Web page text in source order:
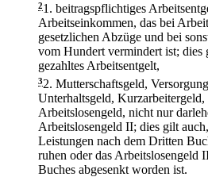
21. beitragspflichtiges
Arbeitseinkommen, das bei
gesetzlichen Abzüge und bei
vom Hundert vermindert ist;
gezahltes Arbeitsentgelt,
32. Mutterschaftsgeld,
Unterhaltsgeld,
Arbeitslosengeld, nicht nur
Arbeitslosengeld II; dies gilt
Leistungen nach dem Dritten
ruhen oder das Arbeitslosengeld
Buches abgesenkt worden ist.